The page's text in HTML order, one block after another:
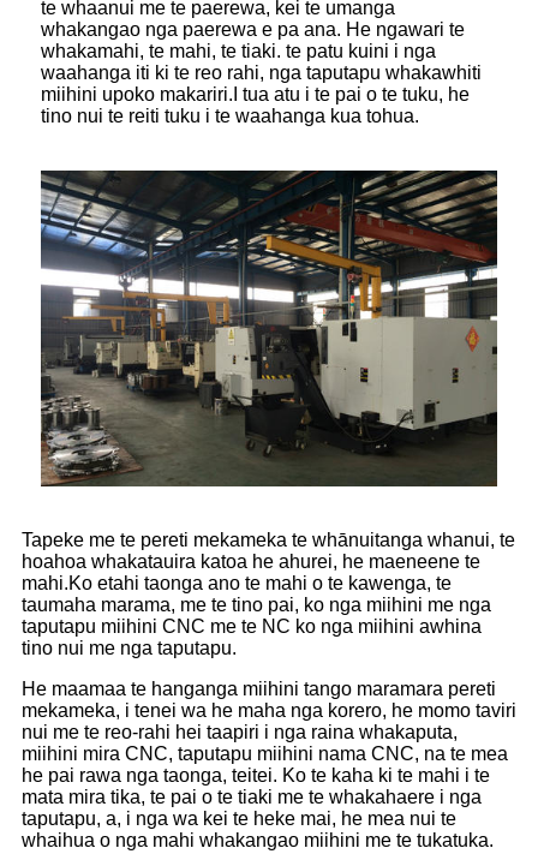
te whaanui me te paerewa, kei te umanga
whakangao nga paerewa e pa ana. He ngawari te
whakamahi, te mahi, te tiaki. te patu kuini i nga
waahanga iti ki te reo rahi, nga taputapu whakawhiti
miihini upoko makariri.I tua atu i te pai o te tuku, he
tino nui te reiti tuku i te waahanga kua tohua.
Tapeke me te pereti mekameka te whānuitanga whanui, te
hoahoa whakatauira katoa he ahurei, he maeneene te
mahi.Ko etahi taonga ano te mahi o te kawenga, te
taumaha marama, me te tino pai, ko nga miihini me nga
taputapu miihini CNC me te NC ko nga miihini awhina
tino nui me nga taputapu.
He maamaa te hanganga miihini tango maramara pereti
mekameka, i tenei wa he maha nga korero, he momo taviri
nui me te reo-rahi hei taapiri i nga raina whakaputa,
miihini mira CNC, taputapu miihini nama CNC, na te mea
he pai rawa nga taonga, teitei. Ko te kaha ki te mahi i te
mata mira tika, te pai o te tiaki me te whakahaere i nga
taputapu, a, i nga wa kei te heke mai, he mea nui te
whaihua o nga mahi whakangao miihini me te tukatuka.